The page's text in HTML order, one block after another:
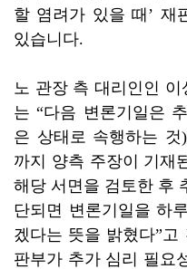
할 염려가 있을 때’ 재
있습니다.
노 관장 측 대리인인
는 “다음 변론기일은
은 상태로 속행하는 것
까지 양측 주장이 기재
해당 서면을 검토한 후
단되면 변론기일을 하
겠다는 뜻을 밝혔다”고
판부가 추가 심리 필요